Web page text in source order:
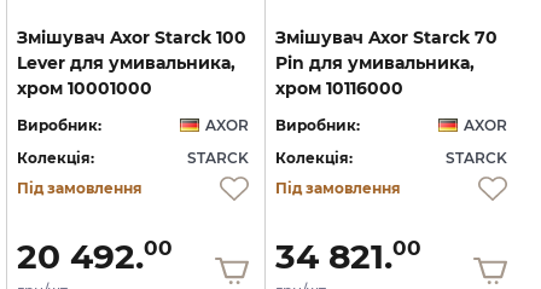
Змішувач Axor Starck 100
Lever для умивальника,
хром 10001000
Виробник:
AXOR
Колекція:
STARCK
Під замовлення
20 492.00
Змішувач Axor Starck 70
Pin для умивальника,
хром 10116000
Виробник:
AXOR
Колекція:
STARCK
Під замовлення
34 821.00